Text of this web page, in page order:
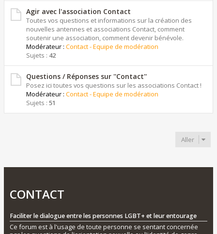
Agir avec l'association Contact
Toutes vos questions et informations sur la création des
nouvelles antennes et associations Contact, comment
soutenir une association, comment devenir bénévole.
Modérateur : Contact - Equipe de modération
Sujets : 42
Questions / Réponses sur ''Contact''
Posez ici toutes vos questions sur les associations Contact !
Modérateur : Contact - Equipe de modération
Sujets : 51
Aller
CONTACT
Faciliter le dialogue entre les personnes LGBT+ et leur entourage
Ce forum est à l'usage de toute personne se sentant concernée